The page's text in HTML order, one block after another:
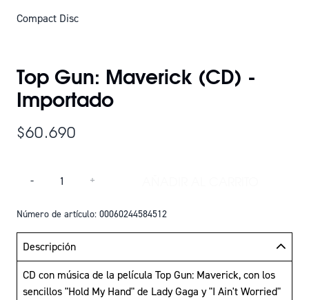
Compact Disc
Top Gun: Maverick (CD) -
Importado
$60.690
- +
Número de artículo: 00060244584512
Descripción
CD con música de la película Top Gun: Maverick, con los
sencillos "Hold My Hand" de Lady Gaga y "I Ain't Worried"